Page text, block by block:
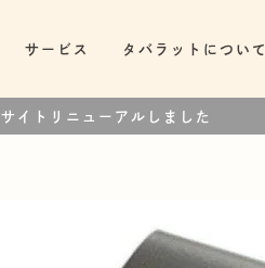
サービス タバラットについて
サイトリニューアルしました